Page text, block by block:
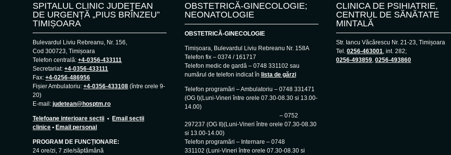
SPITALUL CLINIC JUDEȚEAN
DE URGENȚĂ „PIUS BRÎNZEU”
TIMIȘOARA
Bulevardul Liviu Rebreanu, Nr. 156,
Cod 300723, Timișoara
Telefon centrală:+4-0356-433111
Secretariat:+4-0356-433111
Fax:+4-0256-486956
Fișier Ambulatoriu:+4-0356-433108 (între orele 9-
20)
E-mail:judetean@hosptm.ro
Telefoane interioare secții •Email secții
clinice •Email personal
PROGRAM DE FUNCȚIONARE:
24 ore/zi, 7 zile/săptămână
OBSTETRICĂ-GINECOLOGIE;
NEONATOLOGIE
OBSTETRICĂ-GINECOLOGIE
Timișoara, Bulevardul Liviu Rebreanu Nr. 158A
Telefon fix – 0374 / 161717
Telefon medic de gardă – 0748 331102 sau
numărul de telefon indicat în lista de gărzi
Telefon programări – Ambulatoriu – 0748 331471
(OG I)(Luni-Vineri între orele 07.30-08.30 si 13.00-
14.00)
– 0752
297237 (OG II)(Luni-Vineri între orele 07.30-08.30
si 13.00-14.00)
Telefon programări – Internare – 0748
331102 (Luni-Vineri între orele 07.30-08.30 si
CLINICA DE PSIHIATRIE,
CENTRUL DE SĂNĂTATE
MINTALĂ
Str. Iancu Văcărescu Nr. 21-23, Timișoara
Tel.0256-463001 , int. 282;
0256-493859 ,0256-493860